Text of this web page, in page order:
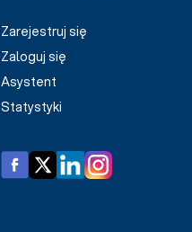
Zarejestruj się
Zaloguj się
Asystent
Statystyki